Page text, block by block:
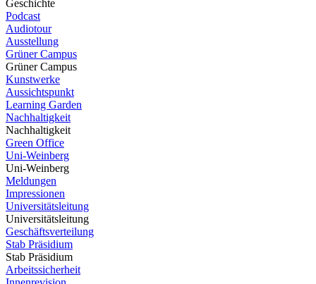
Geschichte
Podcast
Audiotour
Ausstellung
Grüner Campus
Grüner Campus
Kunstwerke
Aussichtspunkt
Learning Garden
Nachhaltigkeit
Nachhaltigkeit
Green Office
Uni-Weinberg
Uni-Weinberg
Meldungen
Impressionen
Universitätsleitung
Universitätsleitung
Geschäftsverteilung
Stab Präsidium
Stab Präsidium
Arbeitssicherheit